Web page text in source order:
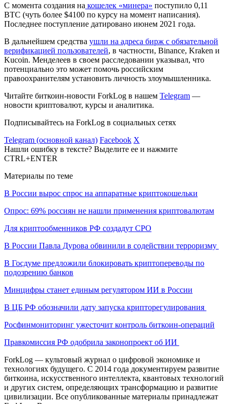
С момента создания на кошелек «минера» поступило 0,11
BTC (чуть более $4100 по курсу на момент написания).
Последнее поступление датировано июнем 2021 года.
В дальнейшем средства ушли на адреса бирж с обязательной
верификацией пользователей, в частности, Binance, Kraken и
Kucoin. Менделеев в своем расследовании указывал, что
потенциально это может помочь российским
правоохранителям установить личность злоумышленника.
Читайте биткоин-новости ForkLog в нашем Telegram —
новости криптовалют, курсы и аналитика.
Подписывайтесь на ForkLog в социальных сетях
Telegram (основной канал) Facebook X
Нашли ошибку в тексте? Выделите ее и нажмите
CTRL+ENTER
Материалы по теме
В России вырос спрос на аппаратные криптокошельки
Опрос: 69% россиян не нашли применения криптовалютам
Для криптообменников РФ создадут СРО
В России Павла Дурова обвинили в содействии терроризму
В Госдуме предложили блокировать криптопереводы по
подозрению банков
Минцифры станет единым регулятором ИИ в России
В ЦБ РФ обозначили дату запуска крипторегулирования
Росфинмониторинг ужесточит контроль биткоин-операций
Правкомиссия РФ одобрила законопроект об ИИ
ForkLog — культовый журнал о цифровой экономике и
технологиях будущего. С 2014 года документируем развитие
биткоина, искусственного интеллекта, квантовых технологий
и других систем, определяющих трансформацию и развитие
цивилизации. Все опубликованные материалы принадлежат